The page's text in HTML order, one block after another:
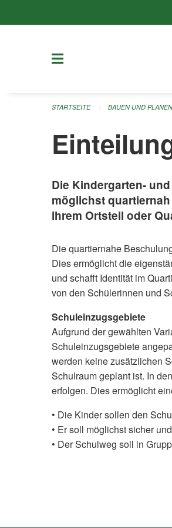
STARTSEITE BAUEN UND PLANEN
Die Kindergarten-
möglichst
ihrem Ortsteil oder
Die quartiernahe
Dies ermöglicht die
und schafft Identität im
von den Schülerinnen und
Schuleinzugsgebiete
Aufgrund der gewählten
Schuleinzugsgebiete
werden keine zusätzlichen
Schulraum geplant ist. In
erfolgen. Dies ermöglicht
• Die Kinder sollen den
• Er soll möglichst sicher
• Der Schulweg soll in